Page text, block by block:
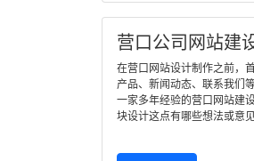
营口公司网站建
在营口网站设计制作之前，
产品、新闻动态、联系我们
一家多年经验的营口网站建
块设计这点有哪些想法或意